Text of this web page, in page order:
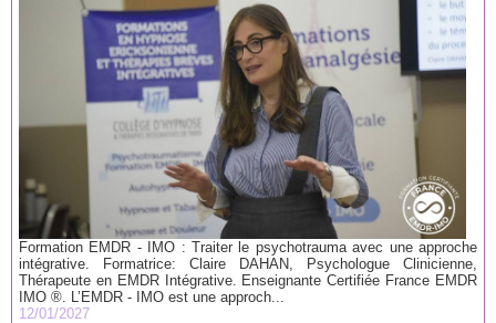
Formation EMDR - IMO : Traiter le psychotrauma avec une approche
intégrative. Formatrice: Claire DAHAN, Psychologue Clinicienne,
Thérapeute en EMDR Intégrative. Enseignante Certifiée France EMDR
IMO ®. L’EMDR - IMO est une approch...
12/01/2027